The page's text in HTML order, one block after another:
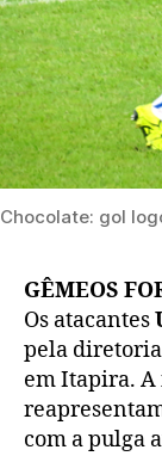
Chocolate: gol
GÊMEOS
Os atacantes
pela
em Itapira. A
com a pulga